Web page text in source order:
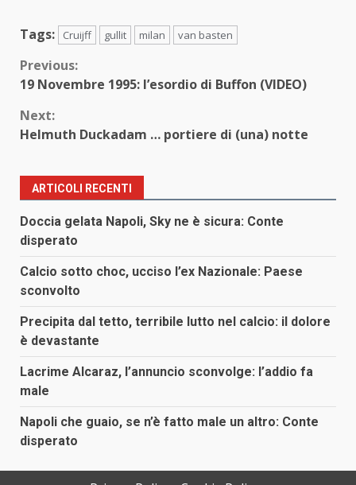
Tags: Cruijff gullit milan van basten
Continue
Previous:
19 Novembre 1995: l’esordio di Buffon (VIDEO)
Next:
Helmuth Duckadam … portiere di (una) notte
ARTICOLI RECENTI
Doccia gelata Napoli, Sky ne è sicura: Conte
disperato
Calcio sotto choc, ucciso l’ex Nazionale: Paese
sconvolto
Precipita dal tetto, terribile lutto nel calcio: il dolore
è devastante
Lacrime Alcaraz, l’annuncio sconvolge: l’addio fa
male
Napoli che guaio, se n’è fatto male un altro: Conte
disperato